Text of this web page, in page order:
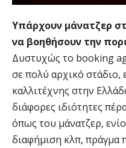
Υπάρχουν μάνατζερ
να βοηθήσουν την
Δυστυχώς το booking
σε πολύ αρχικό στάδιο,
καλλιτέχνης στην
διάφορες ιδιότητες
όπως του μάνατζερ,
διαφήμιση κλπ, πράγμα